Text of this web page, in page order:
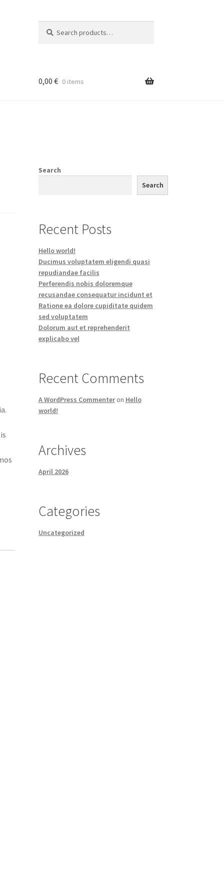
for:
0,00 € 0 items
Search
Search
Recent Posts
Hello world!
Ducimus voluptatem eligendi quasi
repudiandae facilis
Perferendis nobis doloremque
recusandae consequatur incidunt et
Ratione ea dolore cupiditate quidem
sed voluptatem
Dolorum aut et reprehenderit
explicabo vel
Recent Comments
A WordPress Commenteron Hello
world!
Archives
April 2026
Categories
Uncategorized